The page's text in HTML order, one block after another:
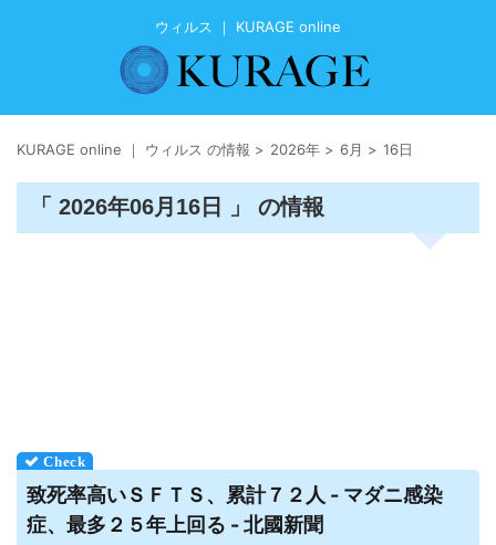
ウィルス ｜ KURAGE online
KURAGE online ｜ ウィルス の情報 > 2026年 > 6月 > 16日
「 2026年06月16日 」 の情報
致死率高いＳＦＴＳ、累計７２人 - マダニ感染
症、最多２５年上回る - 北國新聞